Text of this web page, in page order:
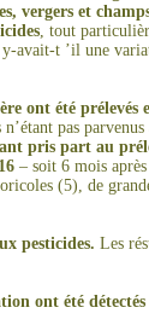
s, vergers et
, tout
avait-t ’il une
ont été prélevés
pas
pris part au
– soit 6 mois
(5), de
pesticides. Les
ont été